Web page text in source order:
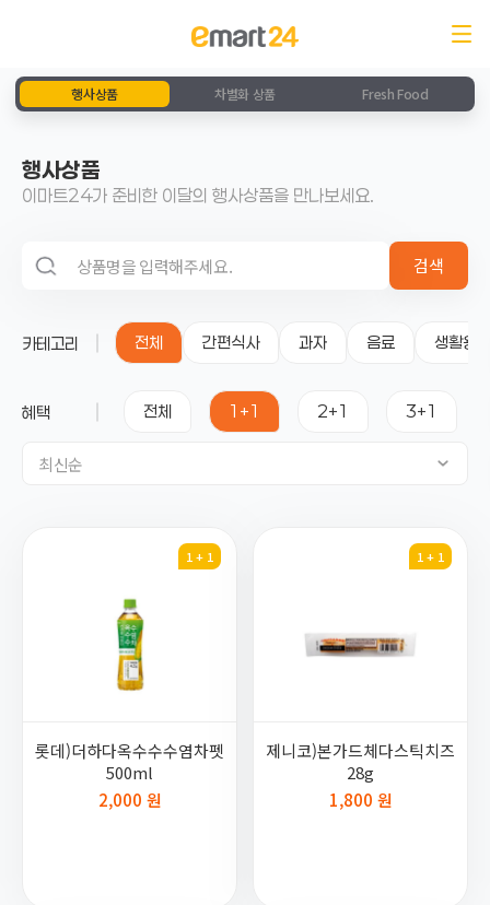
행사상품 차별화 상품 Fresh Food
행사상품
이마트24가 준비한 이달의 행사상품을 만나보세요.
검색 영역
검색
카테고리 전체 간편식사 과자 음료 생활용품
혜택 전체 1+1 2+1 3+1
최신순
1 + 1
롯데)더하다옥수수수염차펫
500ml
2,000 원
1 + 1
제니코)본가드체다스틱치즈
28g
1,800 원